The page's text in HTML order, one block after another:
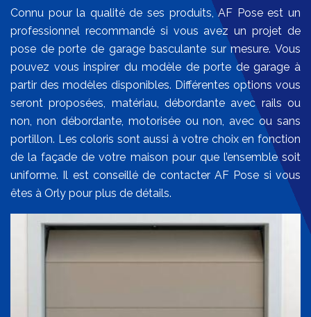
Connu pour la qualité de ses produits, AF Pose est un
professionnel recommandé si vous avez un projet de
pose de porte de garage basculante sur mesure. Vous
pouvez vous inspirer du modèle de porte de garage à
partir des modèles disponibles. Différentes options vous
seront proposées, matériau, débordante avec rails ou
non, non débordante, motorisée ou non, avec ou sans
portillon. Les coloris sont aussi à votre choix en fonction
de la façade de votre maison pour que l’ensemble soit
uniforme. Il est conseillé de contacter AF Pose si vous
êtes à Orly pour plus de détails.